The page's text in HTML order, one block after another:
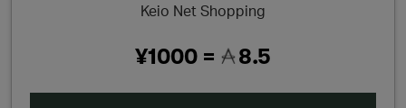
Keio Net Shopping
¥1000 = 8.5